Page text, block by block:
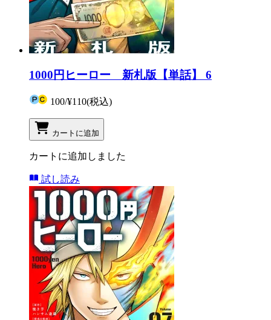
1000円ヒーロー 新札版【単話】 6
100/¥110(税込)
カートに追加
カートに追加しました
試し読み